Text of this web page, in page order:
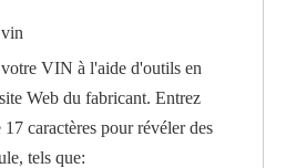
VIN à l'aide d'outils en
Web du fabricant. Entrez
caractères pour révéler des
tels que: